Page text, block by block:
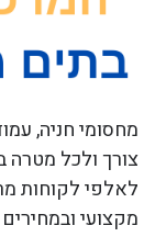
מחסומי חניה,
צורך ולכל
לאלפי לקוחות
מקצועי